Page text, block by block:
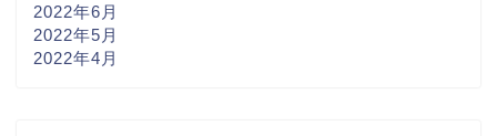
2022年6月
2022年5月
2022年4月